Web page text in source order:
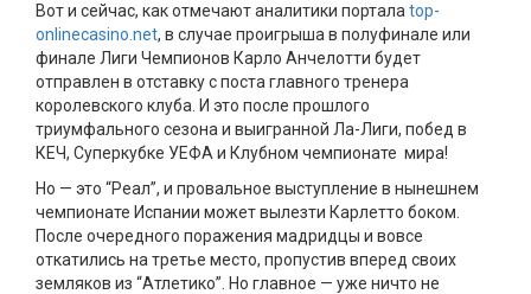
Вот и сейчас, как отмечают аналитики портала top-
onlinecasino.net, в случае проигрыша в полуфинале или
финале Лиги Чемпионов Карло Анчелотти будет
отправлен в отставку с поста главного тренера
королевского клуба. И это после прошлого
триумфального сезона и выигранной Ла-Лиги, побед в
КЕЧ, Суперкубке УЕФА и Клубном чемпионате мира!
Но — это “Реал”, и провальное выступление в нынешнем
чемпионате Испании может вылезти Карлетто боком.
После очередного поражения мадридцы и вовсе
откатились на третье место, пропустив вперед своих
земляков из “Атлетико”. Но главное — уже ничто не